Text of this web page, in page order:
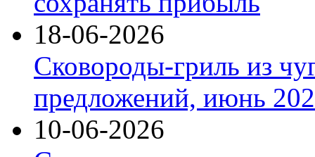
18-06-2026
Сковороды-гриль из
предложений, июнь
10-06-2026